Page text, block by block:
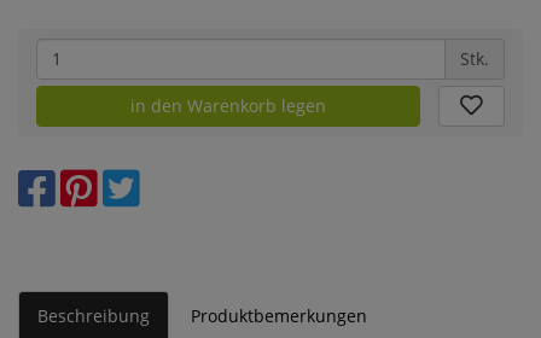
Stk.
in den Warenkorb legen
Beschreibung Produktbemerkungen